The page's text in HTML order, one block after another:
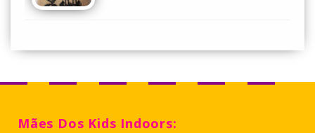
Mães Dos Kids Indoors: